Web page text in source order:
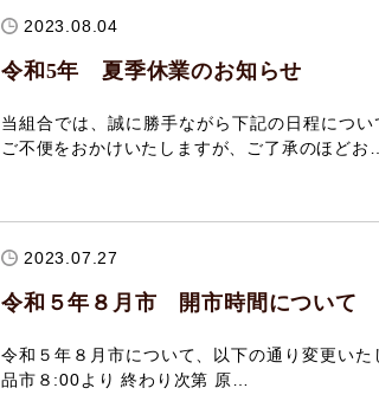
2023.08.04
令和5年 夏季休業のお知らせ
当組合では、誠に勝手ながら下記の日程につ
ご不便をおかけいたしますが、ご了承のほどお…
2023.07.27
令和５年８月市 開市時間について
令和５年８月市について、以下の通り変更い
品市８:00より 終わり次第 原…